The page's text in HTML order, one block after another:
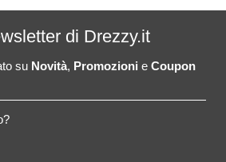
di Drezzy.it
su Novità, Promozioni e Coupon